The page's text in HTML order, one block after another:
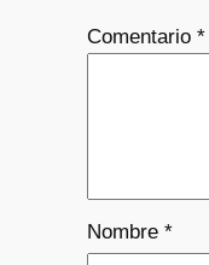
Comentario *
Nombre *